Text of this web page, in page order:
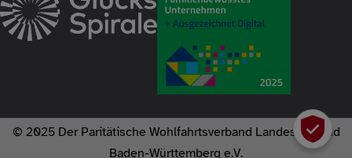
© 2025 Der Paritätische Wohlfahrtsverband Landesverband
Baden-Württemberg e.V.